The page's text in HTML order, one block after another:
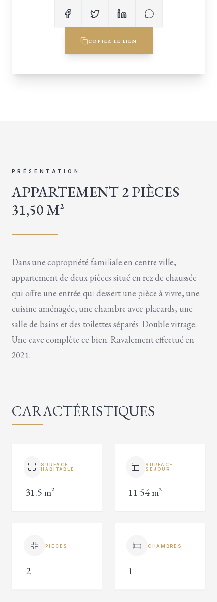
COPIER LE LIEN
PRÉSENTATION
APPARTEMENT 2 PIÈCES
31,50 M²
Dans une copropriété familiale en centre ville,
appartement de deux pièces situé en rez de chaussée
qui offre une entrée qui dessert une pièce à vivre, une
cuisine aménagée, une chambre avec placards, une
salle de bains et des toilettes séparés. Double vitrage.
Une cave complète ce bien. Ravalement effectué en
2021.
CARACTÉRISTIQUES
SURFACE
HABITABLE
31.5 m²
SURFACE
SÉJOUR
11.54 m²
PIÈCES
2
CHAMBRES
1